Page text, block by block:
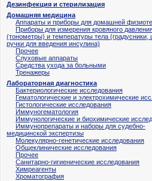
Дезинфекция и стерилизация
Домашняя медицина
Аппараты и приборы для домашней
Приборы для измерения кровяного
(тонометры) и температуры тела
ручки для введения инсулина)
Прочее
Слуховые аппараты
Средства ухода за больными
Тренажеры
Лабораторная диагностика
Бактериологические исследования
Гематологические и электрохимические
Гистологические исследования
Иммуногематология
Иммунологические и биохимические
Иммунопрепараты и наборы для судебно-
медицинской экспертизы
Молекулярно-генетические исследования
Общеклинические исследования
Прочее
Санитарно-гигиенические исследования
Химреагенты
Хроматография